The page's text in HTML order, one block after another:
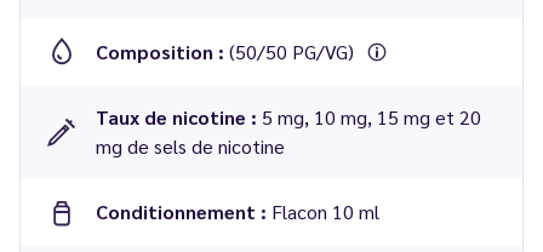
Composition : (50/50 PG/VG)
Taux de nicotine : 5 mg, 10 mg, 15 mg et 20
mg de sels de nicotine
Conditionnement : Flacon 10 ml